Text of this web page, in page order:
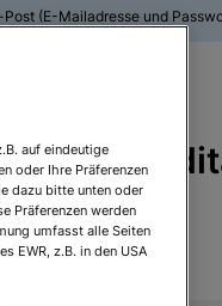
(E-Mailadresse und
Die
auf eindeutige
oder Ihre Präferenzen
dazu bitte unten oder
Präferenzen werden
umfasst alle Seiten
EWR, z.B. in den USA